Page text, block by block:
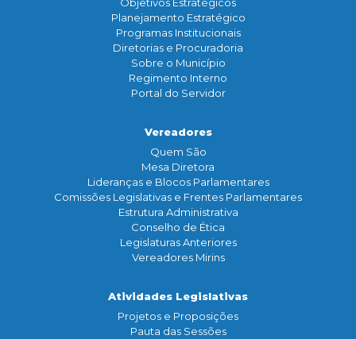
Objetivos Estratégicos
Planejamento Estratégico
Programas Institucionais
Diretorias e Procuradoria
Sobre o Município
Regimento Interno
Portal do Servidor
Vereadores
Quem São
Mesa Diretora
Lideranças e Blocos Parlamentares
Comissões Legislativas e Frentes Parlamentares
Estrutura Administrativa
Conselho de Ética
Legislaturas Anteriores
Vereadores Mirins
Atividades Legislativas
Projetos e Proposições
Pauta das Sessões